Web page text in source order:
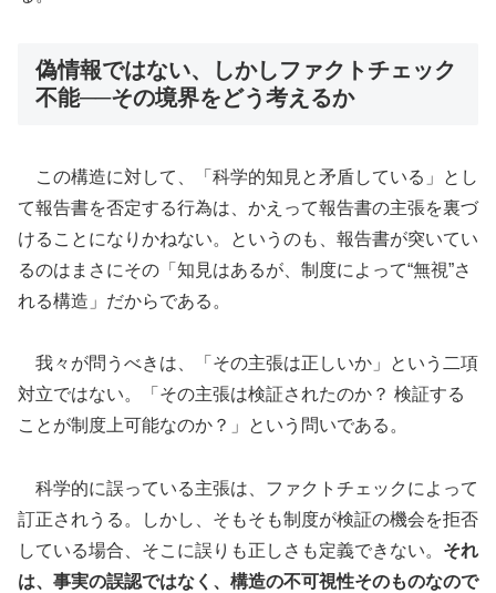
偽情報ではない、しかしファクトチェック
不能──その境界をどう考えるか
この構造に対して、「科学的知見と矛盾している」とし
て報告書を否定する行為は、かえって報告書の主張を裏づ
けることになりかねない。というのも、報告書が突いてい
るのはまさにその「知見はあるが、制度によって“無視”さ
れる構造」だからである。
我々が問うべきは、「その主張は正しいか」という二項
対立ではない。「その主張は検証されたのか？ 検証する
ことが制度上可能なのか？」という問いである。
科学的に誤っている主張は、ファクトチェックによって
訂正されうる。しかし、そもそも制度が検証の機会を拒否
している場合、そこに誤りも正しさも定義できない。 それ
は、事実の誤認ではなく、構造の不可視性そのものなので